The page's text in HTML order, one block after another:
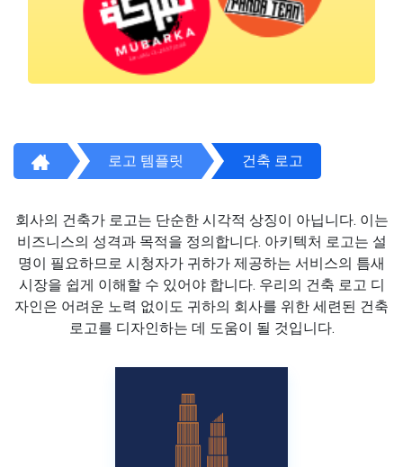
로고 템플릿 건축 로고
회사의 건축가 로고는 단순한 시각적 상징이 아닙니다. 이는
비즈니스의 성격과 목적을 정의합니다. 아키텍처 로고는 설
명이 필요하므로 시청자가 귀하가 제공하는 서비스의 틈새
시장을 쉽게 이해할 수 있어야 합니다. 우리의 건축 로고 디
자인은 어려운 노력 없이도 귀하의 회사를 위한 세련된 건축
로고를 디자인하는 데 도움이 될 것입니다.